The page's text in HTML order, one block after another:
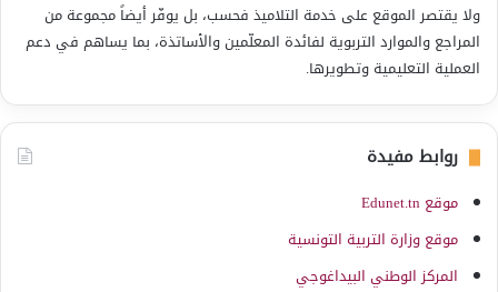
ولا يقتصر الموقع على خدمة التلاميذ فحسب، بل يوفّر أيضاً مجموعة من
المراجع والموارد التربوية لفائدة المعلّمين والأساتذة، بما يساهم في دعم
العملية التعليمية وتطويرها.
روابط مفيدة
موقع Edunet.tn
موقع وزارة التربية التونسية
المركز الوطني البيداغوجي